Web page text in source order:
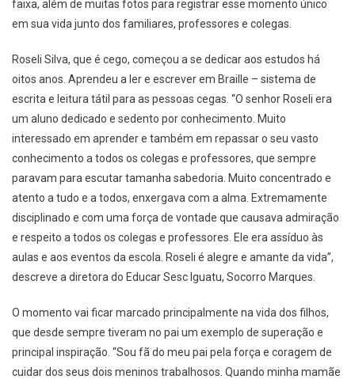
faixa, além de muitas fotos para registrar esse momento único
em sua vida junto dos familiares, professores e colegas.
Roseli Silva, que é cego, começou a se dedicar aos estudos há
oitos anos. Aprendeu a ler e escrever em Braille – sistema de
escrita e leitura tátil para as pessoas cegas. “O senhor Roseli era
um aluno dedicado e sedento por conhecimento. Muito
interessado em aprender e também em repassar o seu vasto
conhecimento a todos os colegas e professores, que sempre
paravam para escutar tamanha sabedoria. Muito concentrado e
atento a tudo e a todos, enxergava com a alma. Extremamente
disciplinado e com uma força de vontade que causava admiração
e respeito a todos os colegas e professores. Ele era assíduo às
aulas e aos eventos da escola. Roseli é alegre e amante da vida”,
descreve a diretora do Educar Sesc Iguatu, Socorro Marques.
O momento vai ficar marcado principalmente na vida dos filhos,
que desde sempre tiveram no pai um exemplo de superação e
principal inspiração. “Sou fã do meu pai pela força e coragem de
cuidar dos seus dois meninos trabalhosos. Quando minha mamãe